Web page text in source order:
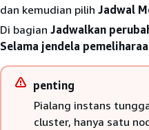
dan kemudian pilih Jadwal
Di bagian Jadwalkan
Selama jendela
penting
Pialang instans
cluster, hanya satu